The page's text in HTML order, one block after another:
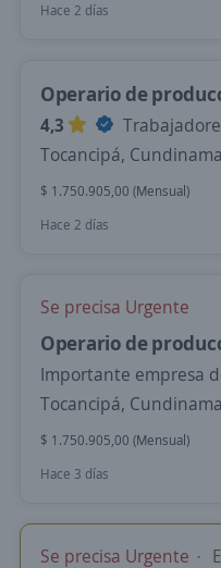
Hace 2 días
Operario de
4,3
Tocancipá,
$ 1.750.905,00 (Mensual)
Hace 2 días
Se precisa Urgente
Operario de
Importante empresa
Tocancipá,
$ 1.750.905,00 (Mensual)
Hace 3 días
Se precisa Urgente